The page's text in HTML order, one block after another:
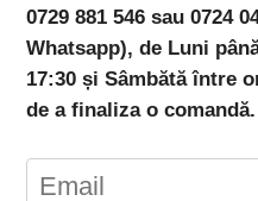
0729 881 546 sau 0724
Whatsapp), de Luni
17:30 și Sâmbătă între
de a finaliza o comandă.